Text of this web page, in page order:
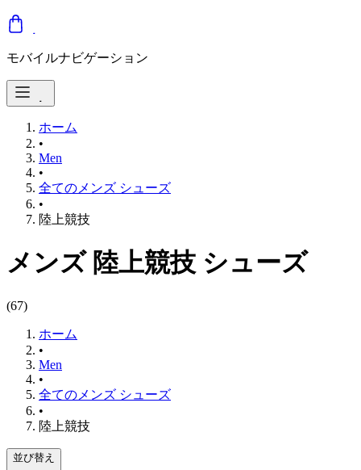
モバイルナビゲーション
ホーム
•
Men
•
全てのメンズ シューズ
•
陸上競技
メンズ 陸上競技 シューズ
(67)
ホーム
•
Men
•
全てのメンズ シューズ
•
陸上競技
並び替え